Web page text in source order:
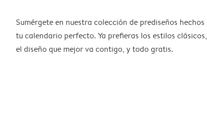
Sumérgete en nuestra colección de prediseños
tu calendario perfecto. Ya prefieras los estilos
el diseño que mejor va contigo, y todo gratis.